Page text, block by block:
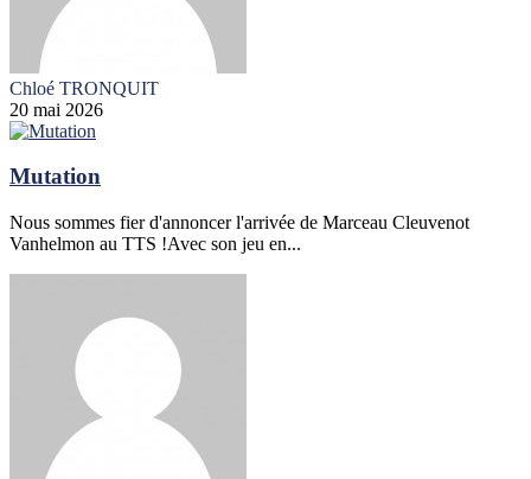
Chloé TRONQUIT
20 mai 2026
Mutation
Nous sommes fier d'annoncer l'arrivée de Marceau Cleuvenot
Vanhelmon au TTS !Avec son jeu en...